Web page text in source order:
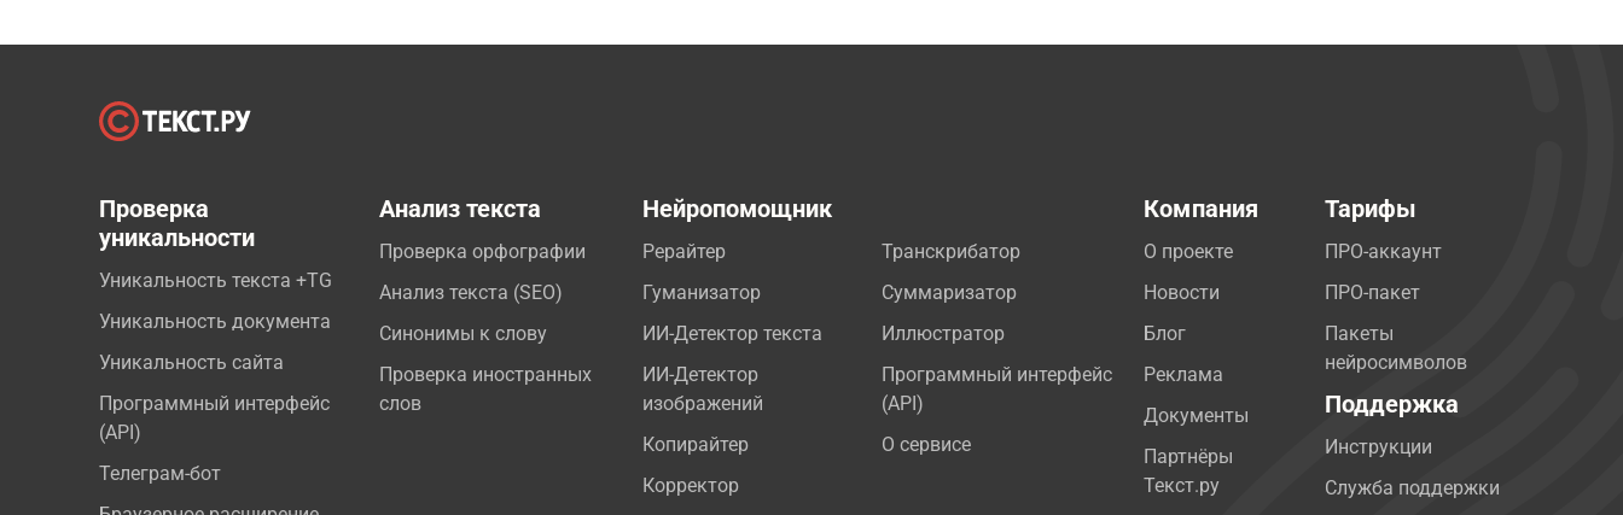
Проверка
уникальности
Уникальность текста +TG
Уникальность документа
Уникальность сайта
Программный интерфейс
(API)
Телеграм-бот
Анализ текста
Проверка орфографии
Анализ текста (SEO)
Синонимы к слову
Проверка иностранных
слов
Нейропомощник
Рерайтер
Гуманизатор
ИИ-Детектор текста
ИИ-Детектор
изображений
Копирайтер
Корректор
Транскрибатор
Суммаризатор
Иллюстратор
Программный интерфейс
(API)
О сервисе
Компания
О проекте
Новости
Блог
Реклама
Документы
Партнёры
Текст.ру
Тарифы
ПРО-аккаунт
ПРО-пакет
Пакеты
нейросимволов
Поддержка
Инструкции
Служба поддержки